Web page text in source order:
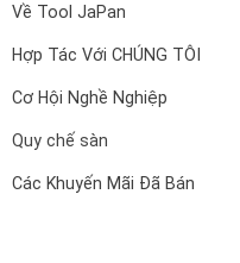
Về Tool JaPan
Hợp Tác Với CHÚNG TÔI
Cơ Hội Nghề Nghiệp
Quy chế sàn
Các Khuyến Mãi Đã Bán